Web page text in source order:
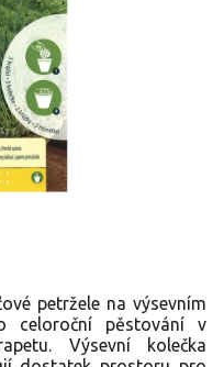
petržele na výsevním
celoroční pěstování v
Výsevní kolečka